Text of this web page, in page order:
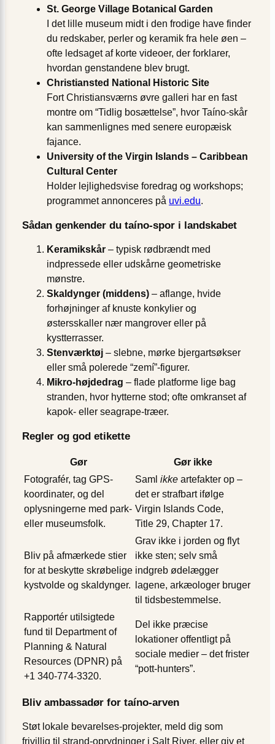
St. George Village Botanical Garden
I det lille museum midt i den frodige have finder
du redskaber, perler og keramik fra hele øen –
ofte ledsaget af korte videoer, der forklarer,
hvordan genstandene blev brugt.
Christiansted National Historic Site
Fort Christiansværns øvre galleri har en fast
montre om “Tidlig bosættelse”, hvor Taíno-skår
kan sammenlignes med senere europæisk
fajance.
University of the Virgin Islands – Caribbean
Cultural Center
Holder lejlighedsvise foredrag og workshops;
programmet annonceres på uvi.edu.
Sådan genkender du taíno-spor i landskabet
Keramikskår – typisk rødbrændt med
indpressede eller udskårne geometriske
mønstre.
Skaldynger (middens) – aflange, hvide
forhøjninger af knuste konkylier og
østersskaller nær mangrover eller på
kystterrasser.
Stenværktøj – slebne, mørke bjergartsøkser
eller små polerede “zemí”-figurer.
Mikro-højdedrag – flade platforme lige bag
stranden, hvor hytterne stod; ofte omkranset af
kapok- eller seagrape-træer.
Regler og god etikette
Gør
Gør ikke
Fotografér, tag GPS-
koordinater, og del
oplysningerne med park-
eller museumsfolk.
Saml ikke artefakter op –
det er strafbart ifølge
Virgin Islands Code,
Title 29, Chapter 17.
Bliv på afmærkede stier
for at beskytte skrøbelige
kystvolde og skaldynger.
Grav ikke i jorden og flyt
ikke sten; selv små
indgreb ødelægger
lagene, arkæologer bruger
til tidsbestemmelse.
Rapportér utilsigtede
fund til Department of
Planning & Natural
Resources (DPNR) på
+1 340-774-3320.
Del ikke præcise
lokationer offentligt på
sociale medier – det frister
“pott-hunters”.
Bliv ambassadør for taíno-arven
Støt lokale bevarelses-projekter, meld dig som
frivillig til strand-oprydninger i Salt River, eller giv et